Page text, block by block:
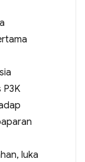
P3K
luka